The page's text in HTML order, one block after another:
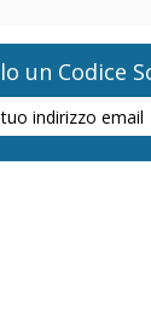
un Codice